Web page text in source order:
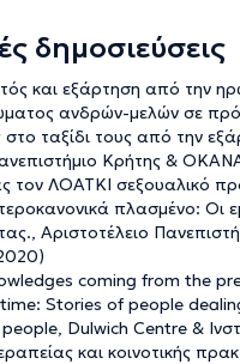
δημοσιεύσεις
και εξάρτηση από την
ανδρών-μελών σε
ταξίδι τους από την
Κρήτης &
τον ΛΟΑΤΚΙ σεξουαλικό
πλασμένο: Οι
Αριστοτέλειο
coming from the
Stories of people
Dulwich Centre &
και κοινοτικής